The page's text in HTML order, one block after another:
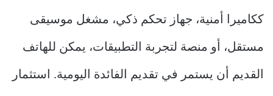
ككاميرا أمنية، جهاز تحكم ذكي، مشغل موسيقى
مستقل، أو منصة لتجربة التطبيقات، يمكن للهاتف
القديم أن يستمر في تقديم الفائدة اليومية. استثمار